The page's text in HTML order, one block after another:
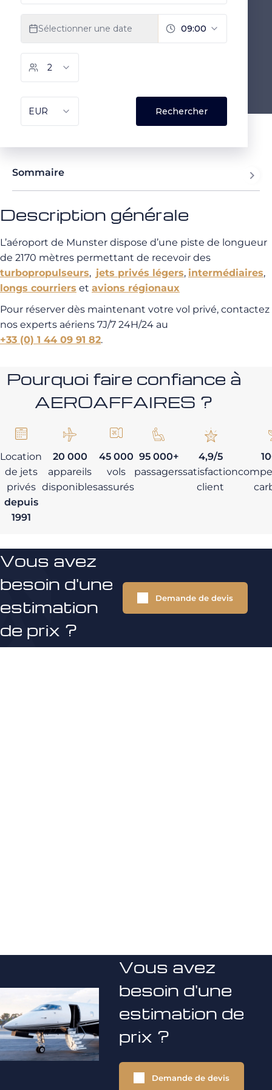
Sommaire
Description générale
L’aéroport de Munster dispose d’une piste de longueur
de 2170 mètres permettant de recevoir des
turbopropulseurs, jets privés légers, intermédiaires,
longs courriers et avions régionaux
Pour réserver dès maintenant votre vol privé, contactez
nos experts aériens 7J/7 24H/24 au
+33 (0) 1 44 09 91 82.
Pourquoi faire confiance à
AEROAFFAIRES ?
Location
de jets
privés
depuis
1991
20 000
appareils
disponibles
45 000
vols
assurés
95 000+
passagers
4,9/5
satisfaction
client
Vous avez
besoin d'une
estimation
de prix ?
Demande de devis
Vous avez
besoin d'une
estimation de
prix ?
Demande de devis